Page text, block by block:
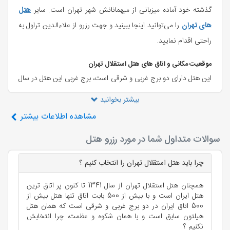
گذشته خود آماده میزبانی از میهمانانش شهر تهران است. سایر هتل
های تهران را می‌توانید اینجا ببینید و جهت رزرو از علاءالدین تراول به
راحتی اقدام نمایید.
موقعیت مکانی و اتاق های هتل استقلال تهران
این هتل دارای دو برج غربی و شرقی است، برج غربی این هتل در سال
۱۳۴۱ با ۱۵ طبقه افتتاح گردیده است. هتل پارسیان استقلال تهران به
مورد توجه قرار داشته است، به ‌طوری که این هتل از ابتدای فعالیت
خود تا به‌ حال شاهد بسیاری از همایش‌ها و مراسم رسمی و غیر رسمی
داخلی و خارجی بوده است. بدیهی است که بعد از گذشت چند دهه
برج غربی کمی قدیمی به نظر برسد، اما کلیه واحدهای موجود در این
برج دارای امکانات و خدمات رفاهی بسیار مطلوبی است. برج غربی و
شرقی هتل استقلال تهران شامل: ۵۰۴ باب اتاق و ۴۸ سوئيت مجهز به
لوازم لوکس و مجلل که همگی دارای سيستم‌های امنيتی ضد حريق،
بیشتر بخوانید
مشاهده اطلاعات بیشتر
سوالات متداول شما در مورد رزرو هتل
چرا باید هتل استقلال تهران را انتخاب کنیم ؟
همچنان هتل استقلال تهران از سال 1341 تا کنون پر اتاق ترین
هتل ایران است و با بیش از 500 بابت اتاق تنها هتل بیش از
500 اتاق ایران در دو برج غربی و شرقی است که همان هتل
هیلتون سابق است و با همان شکوه و عظمت، چرا انتخابش
نکنیم ؟